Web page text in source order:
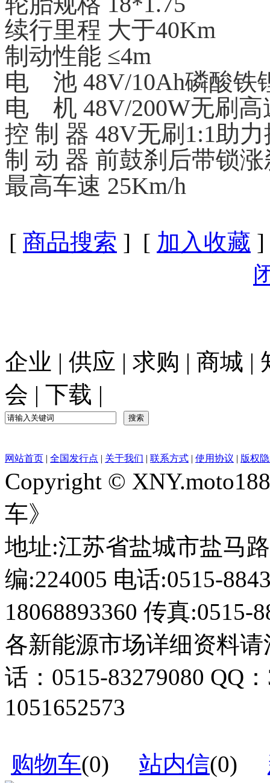
续行里程 大于40Km
制动性能 ≤4m
电 池 48V/10Ah磷酸铁
电 机 48V/200W无刷高
控 制 器 48V无刷1:1助
制 动 器 前鼓刹后带锁涨
最高车速 25Km/h
[ 商品搜索 ] [ 加入收藏
企业 | 供应 | 求购 | 商城 |
会 | 下载 |
网站首页 | 全国发行点 | 关于我们 | 联系方式 | 使用协议 | 版权
Copyright ©
车》
地址:江苏省盐城市盐马
编:224005 电话:0515-
18068893360 传真:0515-
各新能源市场详细资料
话：0515-83279080 QQ
1051652573
购物车(0) 站内信(0)